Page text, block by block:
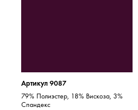
Артикул 9087
79% Полиэстер, 18% Вискоза, 3%
Спандекс